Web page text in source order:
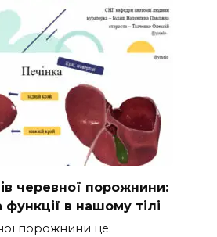
черевної порожнини:
функції в нашому тілі
порожнини це: